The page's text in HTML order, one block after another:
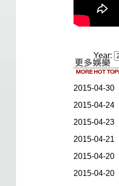
Year:
2015-04-30
2015-04-24
2015-04-23
2015-04-21
2015-04-20
2015-04-20